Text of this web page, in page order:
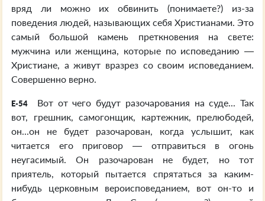
вряд ли можно их обвинить (понимаете?) из-за
поведения людей, называющих себя Христианами. Это
самый большой камень преткновения на свете:
мужчина или женщина, которые по исповеданию —
Христиане, а живут вразрез со своим исповеданием.
Совершенно верно.
E-54
Вот от чего будут разочарования на суде... Так
вот, грешник, самогонщик, картежник, прелюбодей,
он...он не будет разочарован, когда услышит, как
читается его приговор — отправиться в огонь
неугасимый. Он разочарован не будет, но тот
приятель, который пытается спрятаться за каким-
нибудь церковным вероисповеданием, вот он-то и